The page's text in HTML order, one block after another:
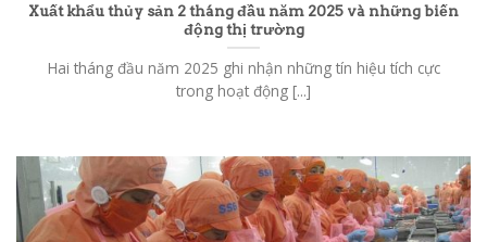
Xuất khẩu thủy sản 2 tháng đầu năm 2025 và những biến
động thị trường
Hai tháng đầu năm 2025 ghi nhận những tín hiệu tích cực
trong hoạt động [...]